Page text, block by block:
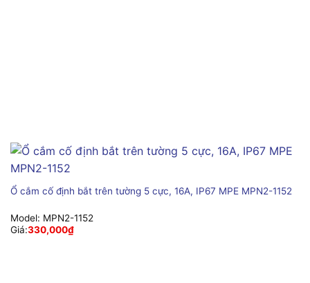
Ổ cắm cố định bắt trên tường 5 cực, 16A, IP67 MPE MPN2-1152
Model: MPN2-1152
Giá:330,000₫